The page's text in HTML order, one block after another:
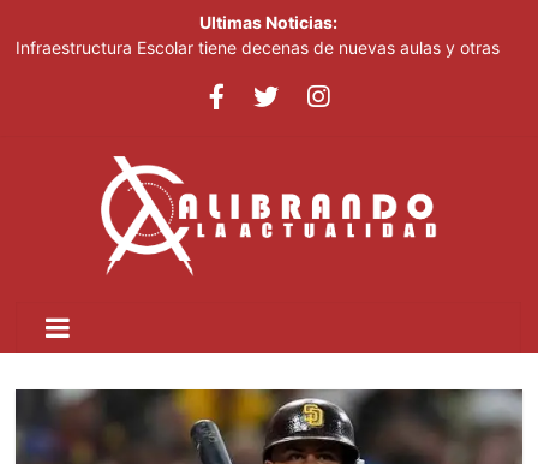
Ultimas Noticias:
Infraestructura Escolar tiene decenas de nuevas aulas y otras
Crear dos nuevas provincias en el país generaría más gasto
público, advierte experto
Ministerio de Educación inicia este lunes jornada nacional de
capacitación para más de 90,000 docentes de cara al inicio del
año escolar 2026-2027
del PRM y felicita a sus nuevas autoridades